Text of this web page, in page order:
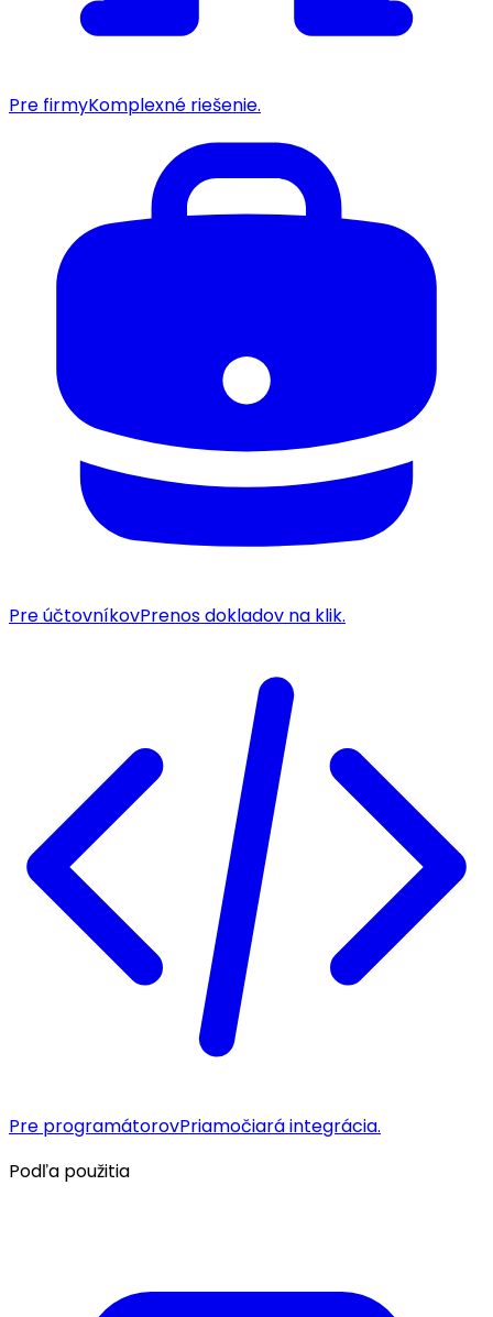
Pre firmyKomplexné riešenie.
Pre účtovníkovPrenos dokladov na klik.
Pre programátorovPriamočiará integrácia.
Podľa použitia